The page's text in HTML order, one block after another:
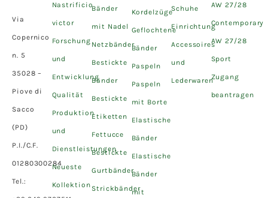
Via
Copernico
n. 5
35028 –
Piove di
Sacco
(PD)
P.I./C.F.
01280300284
Tel.:
Nastrificio
victor
Forschung
und
Entwicklung
Qualität
Produktion
und
Dienstleistungen
Neueste
Kollektion
Bänder
mit Nadel
Netzbänder
Bestickte
Bänder
Bestickte
Etiketten
Fettucce
Bestickte
Gurtbänder
Strickbänder
Kordelzüge
Geflochtene
Bänder
Paspeln
Paspeln
mit Borte
Elastische
Bänder
Elastische
Bänder
mit
Schuhe
Einrichtung
Accessoires
und
Lederwaren
AW 27/28
Contemporary
AW 27/28
Sport
Zugang
beantragen